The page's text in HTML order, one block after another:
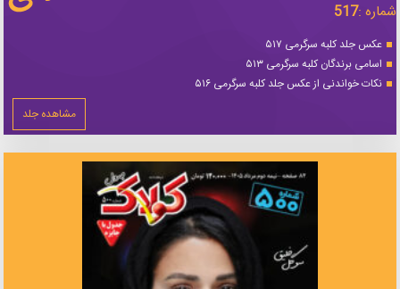
شماره :517
عکس جلد کلبه سرگرمی ۵۱۷
اسامی برندگان کلبه سرگرمی ۵۱۳
نکات خواندنی از عکس جلد کلبه سرگرمی ۵۱۶
مشاهده جلد